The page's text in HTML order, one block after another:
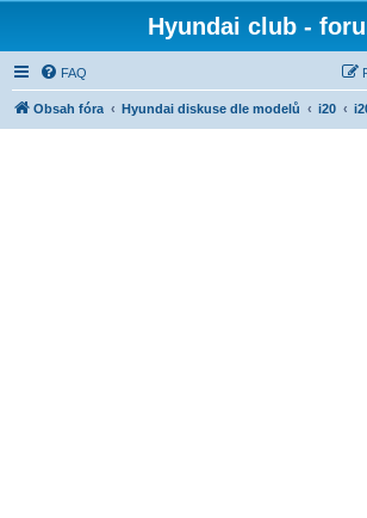
Hyundai club -
FAQ
Obsah fóra Hyundai diskuse dle modelů i20